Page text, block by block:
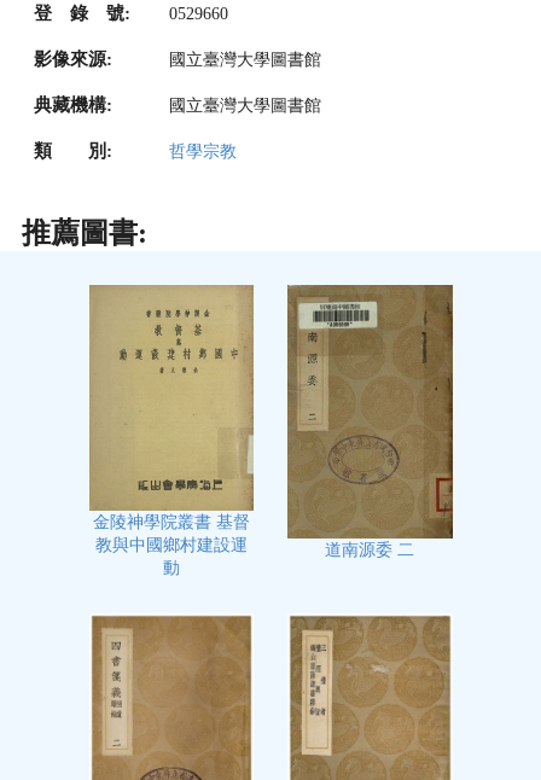
登 錄 號: 0529660
影像來源: 國立臺灣大學圖書館
典藏機構: 國立臺灣大學圖書館
類 別: 哲學宗教
推薦圖書:
金陵神學院叢書 基督
教與中國鄉村建設運
動
道南源委 二